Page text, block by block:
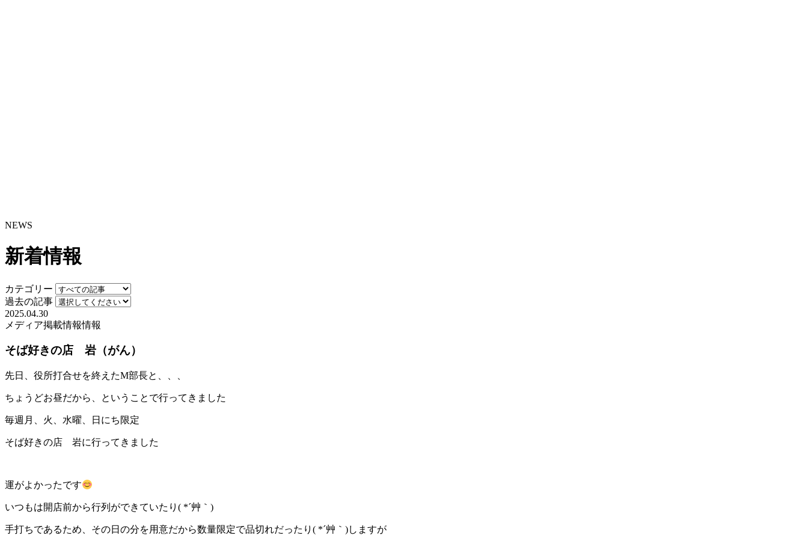
NEWS
新着情報
カテゴリー
過去の記事
2025.04.30
メディア掲載情報情報
そば好きの店 岩（がん）
先日、役所打合せを終えたM部長と、、、
ちょうどお昼だから、ということで行ってきました
毎週月、火、水曜、日にち限定
そば好きの店 岩に行ってきました
運がよかったです
いつもは開店前から行列ができていたり( *´艸｀)
手打ちであるため、その日の分を用意だから数量限定で品切れだったり( *´艸｀)しますが